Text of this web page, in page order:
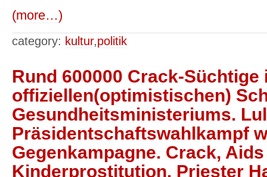
(more…)
category: kultur,politik
Rund 600000 Crack-
offiziellen(optimistischen)
Gesundheitsministeriums.
Präsidentschaftswahlkampf
Gegenkampagne. Crack,
Kinderprostitution. Priester